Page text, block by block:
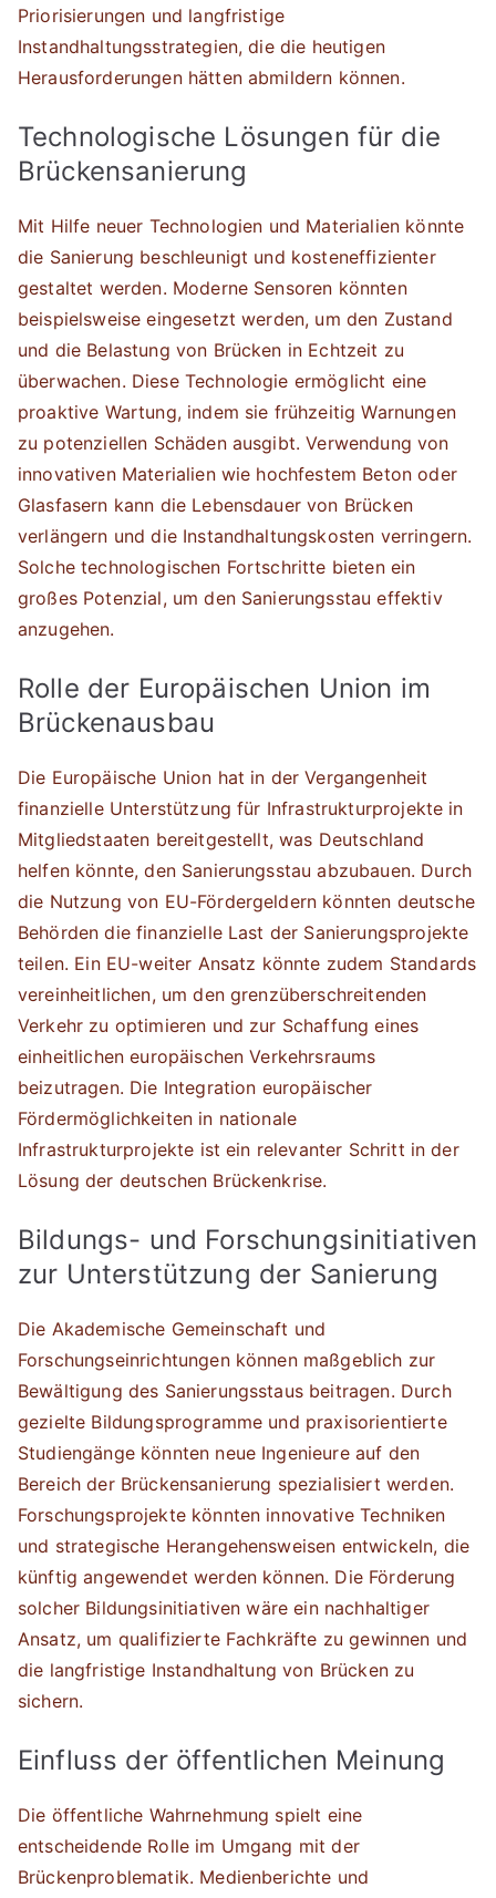
Priorisierungen und langfristige
Instandhaltungsstrategien, die die heutigen
Herausforderungen hätten abmildern können.
Technologische Lösungen für die
Brückensanierung
Mit Hilfe neuer Technologien und Materialien könnte
die Sanierung beschleunigt und kosteneffizienter
gestaltet werden. Moderne Sensoren könnten
beispielsweise eingesetzt werden, um den Zustand
und die Belastung von Brücken in Echtzeit zu
überwachen. Diese Technologie ermöglicht eine
proaktive Wartung, indem sie frühzeitig Warnungen
zu potenziellen Schäden ausgibt. Verwendung von
innovativen Materialien wie hochfestem Beton oder
Glasfasern kann die Lebensdauer von Brücken
verlängern und die Instandhaltungskosten verringern.
Solche technologischen Fortschritte bieten ein
großes Potenzial, um den Sanierungsstau effektiv
anzugehen.
Rolle der Europäischen Union im
Brückenausbau
Die Europäische Union hat in der Vergangenheit
finanzielle Unterstützung für Infrastrukturprojekte in
Mitgliedstaaten bereitgestellt, was Deutschland
helfen könnte, den Sanierungsstau abzubauen. Durch
die Nutzung von EU-Fördergeldern könnten deutsche
Behörden die finanzielle Last der Sanierungsprojekte
teilen. Ein EU-weiter Ansatz könnte zudem Standards
vereinheitlichen, um den grenzüberschreitenden
Verkehr zu optimieren und zur Schaffung eines
einheitlichen europäischen Verkehrsraums
beizutragen. Die Integration europäischer
Fördermöglichkeiten in nationale
Infrastrukturprojekte ist ein relevanter Schritt in der
Lösung der deutschen Brückenkrise.
Bildungs- und Forschungsinitiativen
zur Unterstützung der Sanierung
Die Akademische Gemeinschaft und
Forschungseinrichtungen können maßgeblich zur
Bewältigung des Sanierungsstaus beitragen. Durch
gezielte Bildungsprogramme und praxisorientierte
Studiengänge könnten neue Ingenieure auf den
Bereich der Brückensanierung spezialisiert werden.
Forschungsprojekte könnten innovative Techniken
und strategische Herangehensweisen entwickeln, die
künftig angewendet werden können. Die Förderung
solcher Bildungsinitiativen wäre ein nachhaltiger
Ansatz, um qualifizierte Fachkräfte zu gewinnen und
die langfristige Instandhaltung von Brücken zu
sichern.
Einfluss der öffentlichen Meinung
Die öffentliche Wahrnehmung spielt eine
entscheidende Rolle im Umgang mit der
Brückenproblematik. Medienberichte und